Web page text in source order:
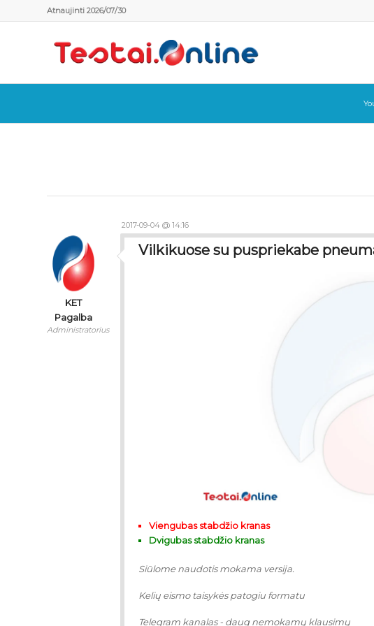
Atnaujinti 2026/07/30
2017-09-04 @ 14:16
KET
Pagalba
Administratorius
Vilkikuose su puspriekabe
Viengubas stabdžio kranas
Dvigubas stabdžio kranas
Siūlome naudotis mokama versija.
Kelių eismo taisykės patogiu formatu
Telegram kanalas - daug nemokamų klausimų